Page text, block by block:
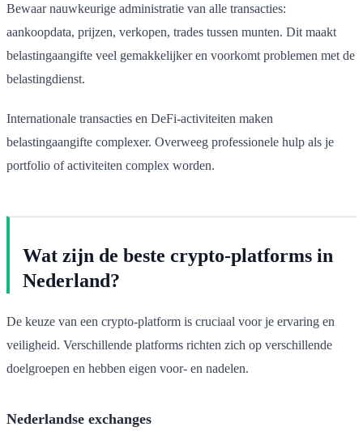
Bewaar nauwkeurige administratie van alle transacties:
aankoopdata, prijzen, verkopen, trades tussen munten. Dit maakt
belastingaangifte veel gemakkelijker en voorkomt problemen met de
belastingdienst.
Internationale transacties en DeFi-activiteiten maken
belastingaangifte complexer. Overweeg professionele hulp als je
portfolio of activiteiten complex worden.
Wat zijn de beste crypto-platforms in
Nederland?
De keuze van een crypto-platform is cruciaal voor je ervaring en
veiligheid. Verschillende platforms richten zich op verschillende
doelgroepen en hebben eigen voor- en nadelen.
Nederlandse exchanges